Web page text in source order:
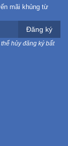
mãi khủng từ
Đăng ký
hủy đăng ký bất